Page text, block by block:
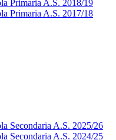
Primaria A.S. 2018/19
Primaria A.S. 2017/18
Secondaria A.S. 2025/26
Secondaria A.S. 2024/25